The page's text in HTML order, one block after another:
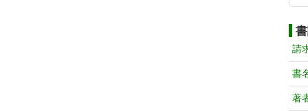
請
書
著